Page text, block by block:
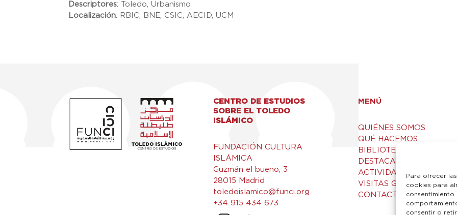
Para ofrecer
cookies para
consentir o
Descriptores:
Toledo, Urbanismo
Localización: RBIC, BNE, CSIC, AECID, UCM
CENTRO DE ESTUDIOS
SOBRE EL TOLEDO
ISLÁMICO
FUNDACIÓN CULTURA
ISLÁMICA
Guzmán el bueno, 3
28015 Madrid
toledoislamico@funci.org
+34 915 434 673
MENÚ
QUIÉNES SOMOS
QUÉ HACEMOS
BIBLIOTECA Y
DESTACADOS
ACTIVIDADES
VISITAS GUIADAS
CONTACTO